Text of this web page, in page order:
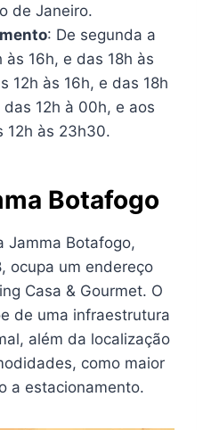
de Janeiro.
: De segunda a
16h, e das 18h às
12h às 16h, e das 18h
12h à 00h, e aos
12h às 23h30.
Botafogo
Jamma Botafogo,
ocupa um endereço
Casa & Gourmet. O
de uma infraestrutura
além da localização
como maior
a estacionamento.